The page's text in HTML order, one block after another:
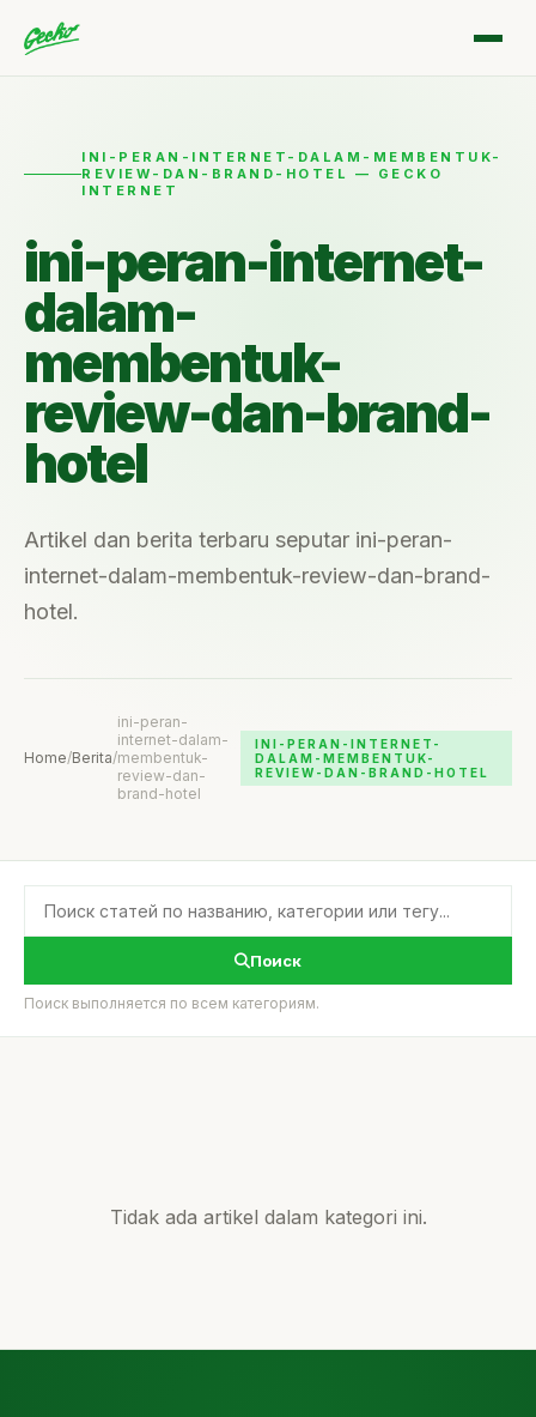
INI-PERAN-INTERNET-DALAM-MEMBENTUK-
REVIEW-DAN-BRAND-HOTEL — GECKO
INTERNET
ini-peran-internet-
dalam-
membentuk-
review-dan-brand-
hotel
Artikel dan berita terbaru seputar ini-peran-
internet-dalam-membentuk-review-dan-brand-
hotel.
Home/Berita/
ini-peran-
internet-dalam-
membentuk-
review-dan-
brand-hotel
INI-PERAN-INTERNET-
DALAM-MEMBENTUK-
REVIEW-DAN-BRAND-HOTEL
Поиск
Поиск выполняется по всем категориям.
Tidak ada artikel dalam kategori ini.